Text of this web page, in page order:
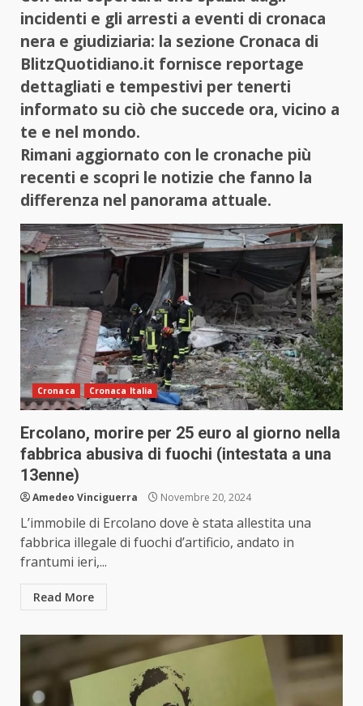
incidenti e gli arresti a eventi di cronaca
nera e giudiziaria: la sezione Cronaca di
BlitzQuotidiano.it fornisce reportage
dettagliati e tempestivi per tenerti
informato su ciò che succede ora, vicino a
te e nel mondo.
Rimani aggiornato con le cronache più
recenti e scopri le notizie che fanno la
differenza nel panorama attuale.
Cronaca Cronaca Italia
Ercolano, morire per 25 euro al giorno nella
fabbrica abusiva di fuochi (intestata a una
13enne)
Amedeo Vinciguerra Novembre 20, 2024
L’immobile di Ercolano dove è stata allestita una
fabbrica illegale di fuochi d’artificio, andato in
frantumi ieri,...
Read More